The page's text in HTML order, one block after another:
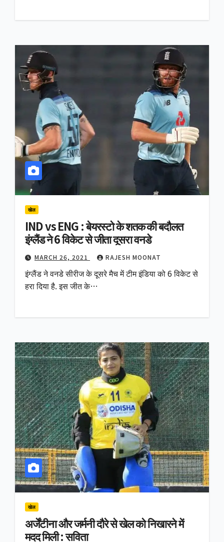
खेल
IND vs ENG : बेयरस्टो के शतक की बदौलत
इंग्लैंड ने 6 विकेट से जीता दूसरा वनडे
MARCH 26, 2021 RAJESH MOONAT
इंग्लैंड ने वनडे सीरीज के दूसरे मैच में टीम इंडिया को 6 विकेट से
हरा दिया है. इस जीत के…
खेल
अर्जेंटीना और जर्मनी दौरे से खेल को निखारने में
मदद मिली : सविता